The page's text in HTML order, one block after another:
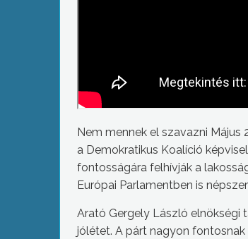
Nem mennek el szavazni
a Demokratikus Koalíció
fontosságára felhívják a
Európai Parlamentben is
Arató Gergely László elnökségi
jólétet. A párt nagyon